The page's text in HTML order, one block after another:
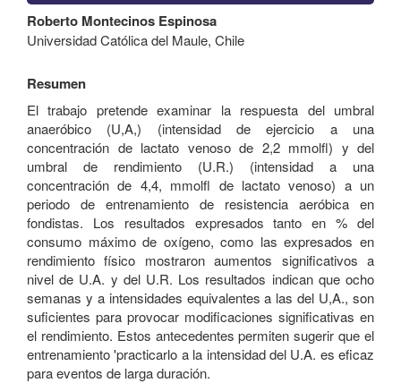
Contenido
principal
del
Roberto Montecinos Espinosa
Universidad Católica del Maule, Chile
Resumen
El trabajo pretende examinar la respuesta del umbral
anaeróbico (U,A,) (intensidad de ejercicio a una
concentración de lactato venoso de 2,2 mmolfl) y del
umbral de rendimiento (U.R.) (intensidad a una
concentración de 4,4, mmolfl de lactato venoso) a un
periodo de entrenamiento de resistencia aeróbica en
fondistas. Los resultados expresados tanto en % del
consumo máximo de oxígeno, como las expresados en
rendimiento físico mostraron aumentos significativos a
nivel de U.A. y del U.R. Los resultados indican que ocho
semanas y a intensidades equivalentes a las del U,A., son
suficientes para provocar modificaciones significativas en
el rendimiento. Estos antecedentes permiten sugerir que el
entrenamiento 'practicarlo a la intensidad del U.A. es eficaz
para eventos de larga duración.